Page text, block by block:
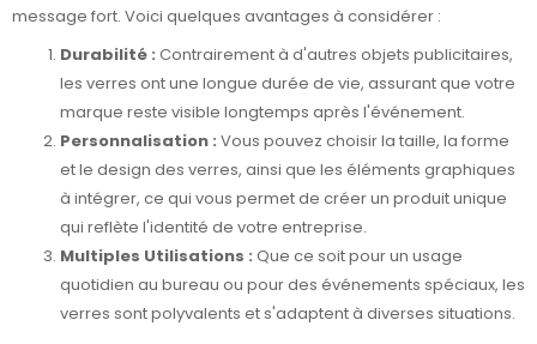
message fort. Voici quelques avantages à considérer :
Durabilité : Contrairement à d'autres objets publicitaires,
les verres ont une longue durée de vie, assurant que votre
marque reste visible longtemps après l'événement.
Personnalisation : Vous pouvez choisir la taille, la forme
et le design des verres, ainsi que les éléments graphiques
à intégrer, ce qui vous permet de créer un produit unique
qui reflète l'identité de votre entreprise.
Multiples Utilisations : Que ce soit pour un usage
quotidien au bureau ou pour des événements spéciaux, les
verres sont polyvalents et s'adaptent à diverses situations.